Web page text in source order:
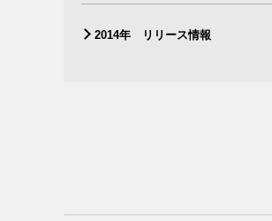
2014年 リリース情報